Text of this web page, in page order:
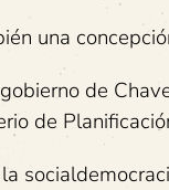
una
de
de